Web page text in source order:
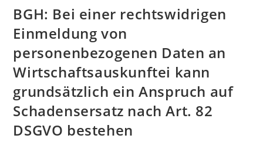
BGH: Bei einer rechtswidrigen
Einmeldung von
personenbezogenen Daten an
Wirtschaftsauskunftei kann
grundsätzlich ein Anspruch auf
Schadensersatz nach Art. 82
DSGVO bestehen